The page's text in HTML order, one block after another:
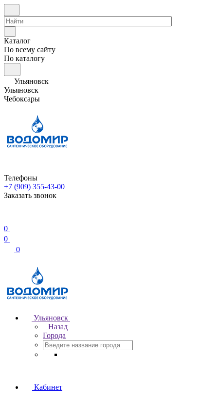
Каталог
По всему сайту
По каталогу
Ульяновск
Ульяновск
Чебоксары
Телефоны
+7 (909) 355-43-00
Заказать звонок
0
0
0
Ульяновск
Назад
Города
Кабинет